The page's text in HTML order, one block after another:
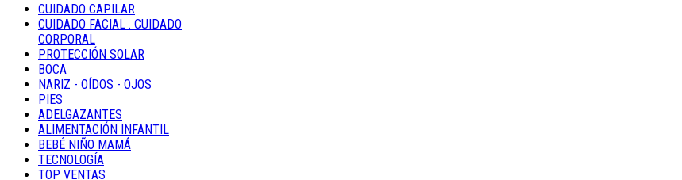
CUIDADO CAPILAR
CUIDADO FACIAL . CUIDADO
CORPORAL
PROTECCIÓN SOLAR
BOCA
NARIZ - OÍDOS - OJOS
PIES
ADELGAZANTES
ALIMENTACIÓN INFANTIL
BEBÉ NIÑO MAMÁ
TECNOLOGÍA
TOP VENTAS